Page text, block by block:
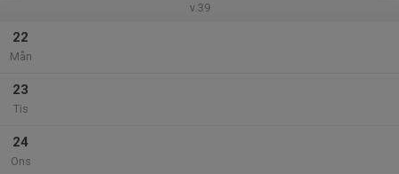
v.39
22
Mån
23
Tis
24
Ons